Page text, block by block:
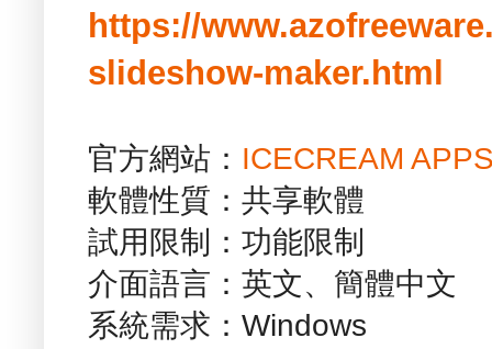
https://
slideshow-maker.html
官方網站： ICECREAM
軟體性質：共享軟體
試用限制：功能限制
介面語言：英文、簡體中文
系統需求：Windows